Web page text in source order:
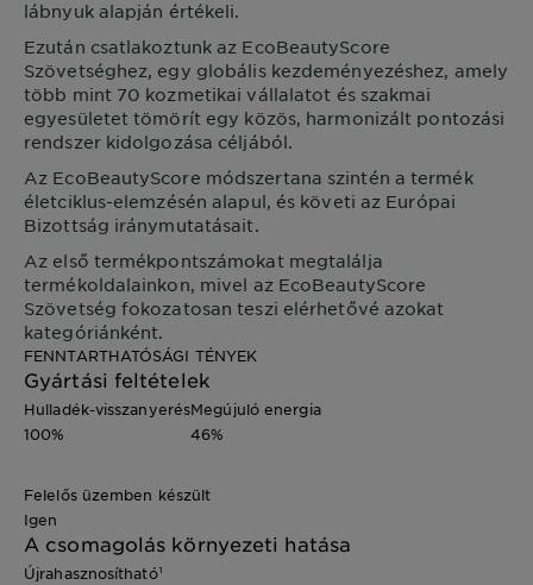
lábnyuk alapján értékeli.
Ezután csatlakoztunk az EcoBeautyScore
Szövetséghez, egy globális kezdeményezéshez, amely
több mint 70 kozmetikai vállalatot és szakmai
egyesületet tömörít egy közös, harmonizált pontozási
rendszer kidolgozása céljából.
Az EcoBeautyScore módszertana szintén a termék
életciklus-elemzésén alapul, és követi az Európai
Bizottság iránymutatásait.
Az első termékpontszámokat megtalálja
termékoldalainkon, mivel az EcoBeautyScore
Szövetség fokozatosan teszi elérhetővé azokat
kategóriánként.
FENNTARTHATÓSÁGI TÉNYEK
Gyártási feltételek
Hulladék-visszanyerés
100%
Megújuló energia
46%
Felelős üzemben készült
Igen
A csomagolás környezeti hatása
Újrahasznosítható¹